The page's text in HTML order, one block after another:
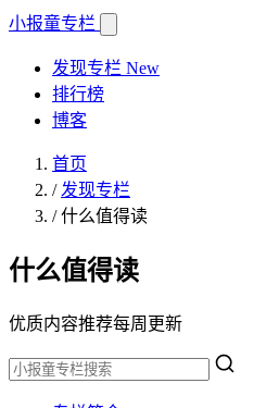
小报童专栏
发现专栏 New
排行榜
博客
首页
/ 发现专栏
/什么值得读
什么值得读
优质内容推荐每周更新